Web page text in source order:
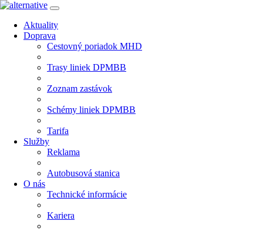
Aktuality
Doprava
Cestovný poriadok MHD
Trasy liniek DPMBB
Zoznam zastávok
Schémy liniek DPMBB
Tarifa
Služby
Reklama
Autobusová stanica
O nás
Technické informácie
Kariera